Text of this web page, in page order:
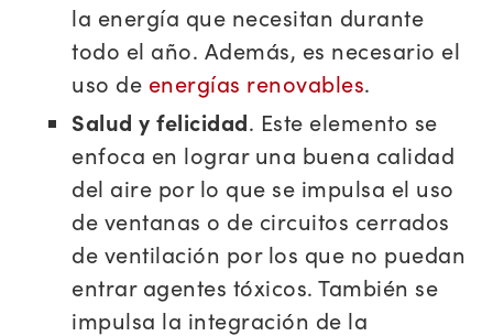
la energía que necesitan durante
todo el año. Además, es necesario el
uso de energías renovables.
Salud y felicidad. Este elemento se
enfoca en lograr una buena calidad
del aire por lo que se impulsa el uso
de ventanas o de circuitos cerrados
de ventilación por los que no puedan
entrar agentes tóxicos. También se
impulsa la integración de la